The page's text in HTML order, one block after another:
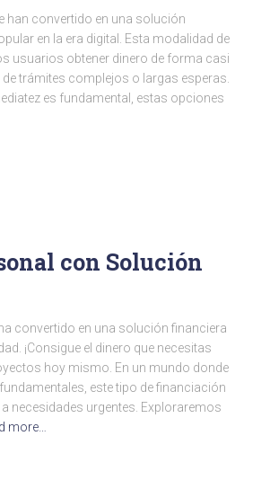
han convertido en una solución
en la era digital. Esta modalidad de
usuarios obtener dinero de forma casi
trámites complejos o largas esperas.
es fundamental, estas opciones
con Solución
convertido en una solución financiera
¡Consigue el dinero que necesitas
hoy mismo. En un mundo donde
este tipo de financiación
necesidades urgentes. Exploraremos
more…